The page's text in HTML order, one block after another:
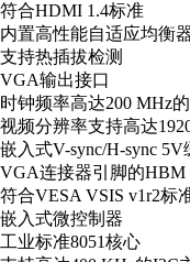
符合HDMI 1.4标准
内置高性能自适应均衡
支持热插拔检测
VGA输出接口
时钟频率高达200 MHz
视频分辨率支持高达
嵌入式V-sync/H-sync 5V
VGA连接器引脚的HBM
符合VESA VSIS v1r2标
嵌入式微控制器
工业标准8051核心